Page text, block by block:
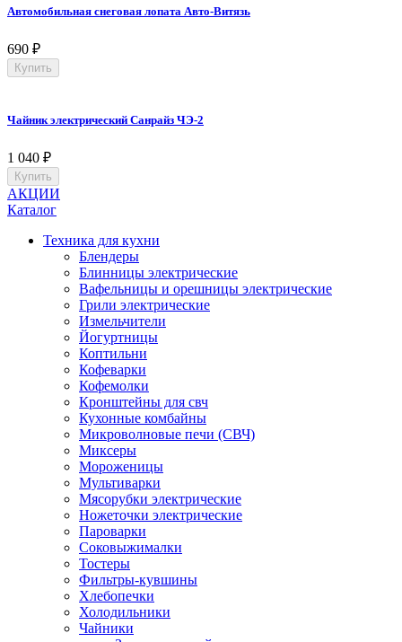
Автомобильная снеговая лопата Авто-Витязь
690 ₽
Купить
Чайник электрический Санрайз ЧЭ-2
1 040 ₽
Купить
АКЦИИ
Каталог
Техника для кухни
Блендеры
Блинницы электрические
Вафельницы и орешницы электрические
Грили электрические
Измельчители
Йогуртницы
Коптильни
Кофеварки
Кофемолки
Кронштейны для свч
Кухонные комбайны
Микроволновые печи (СВЧ)
Миксеры
Мороженицы
Мультиварки
Мясорубки электрические
Ножеточки электрические
Пароварки
Соковыжималки
Тостеры
Фильтры-кувшины
Хлебопечки
Холодильники
Чайники